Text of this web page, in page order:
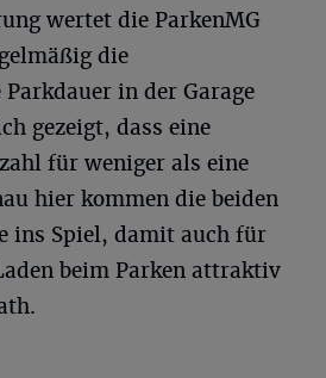
wertet die ParkenMG
die
in der Garage
gezeigt, dass eine
für weniger als eine
hier kommen die beiden
ins Spiel, damit auch für
beim Parken attraktiv